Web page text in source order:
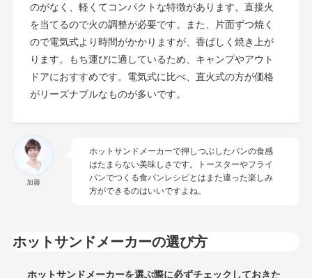
のがなく、軽くてコンパクトな特徴があります。直接火
を当てるので火の調整が必要です。また、片面ずつ焼く
ので電気式より時間がかかりますが、香ばしく焼き上が
ります。もち運びに適しているため、キャンプやアウト
ドアにおすすめです。電気式に比べ、直火式の方が価格
がリーズナブルなものが多いです。
加藤
ホットサンドメーカーで押しつぶしたパンの食感
はたまらない美味しさです。トースターやフライ
パンでつくる食パンレシピとはまた違った楽しみ
方ができるのはいいですよね。
ホットサンドメーカーの選び方
ホットサンドメーカーを選ぶ際に必ずチェックしておきた